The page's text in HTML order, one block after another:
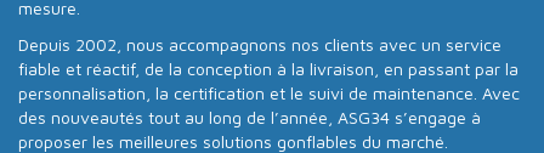
mesure.
Depuis 2002, nous accompagnons nos clients avec un service
fiable et réactif, de la conception à la livraison, en passant par la
personnalisation, la certification et le suivi de maintenance. Avec
des nouveautés tout au long de l’année, ASG34 s’engage à
proposer les meilleures solutions gonflables du marché.